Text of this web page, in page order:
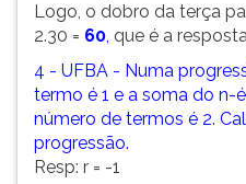
Logo, o dobro da terça
2.30 = 60, que é a
4 - UFBA - Numa
termo é 1 e a soma do n-
número de termos é 2.
progressão.
Resp: r = -1